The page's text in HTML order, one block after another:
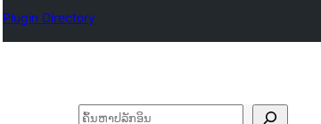
Plugin Directory
ຄົ້ນຫາ